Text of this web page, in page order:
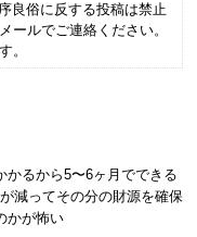
良俗に反する投稿は禁止
ールでご連絡ください。
。
かるから5〜6ヶ月でできる
減ってその分の財源を確保
かが怖い